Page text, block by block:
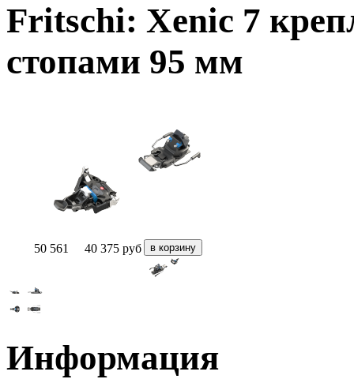
Fritschi: Xenic 7
стопами 95 мм
50 561 40 375 руб
Информация